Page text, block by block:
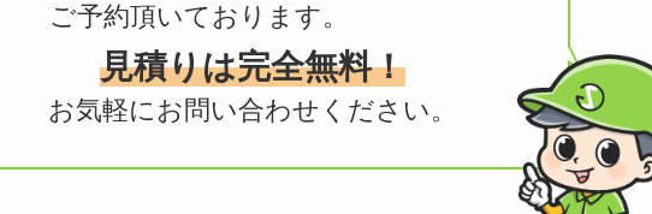
ご予約頂いております。
見積りは完全無料！
お気軽にお問い合わせください。